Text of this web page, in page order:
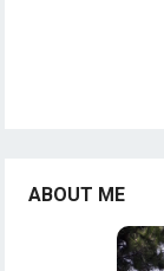
ABOUT ME